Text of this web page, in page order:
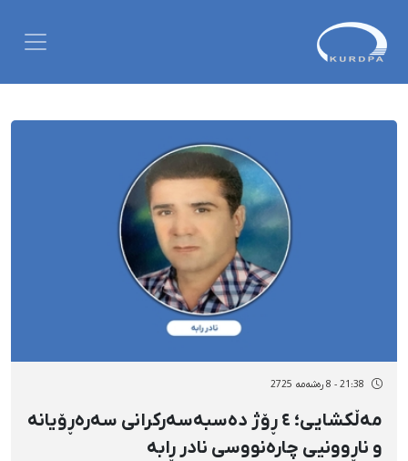
21:38 - 8 رەشەمه 2725
مەڵکشایی؛ ٤ ڕۆژ دەسبەسەرکرانی سەرەڕۆیانە
و ناڕوونیی چارەنووسی نادر ڕابە